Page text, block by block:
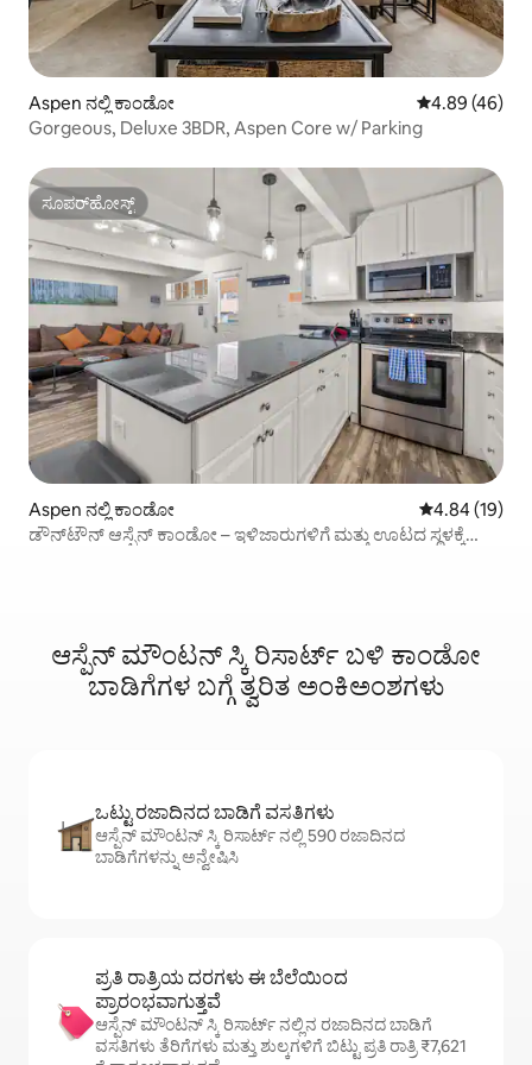
Aspen ನಲ್ಲಿ ಕಾಂಡೋ 5 ರಲ್ಲಿ 4.89
4.89 (46)
Gorgeous, Deluxe 3BDR, Aspen Core w/ Parking
ಸೂಪರ್‌ಹೋಸ್ಟ್
ಸೂಪರ್‌ಹೋಸ್ಟ್
Aspen ನಲ್ಲಿ ಕಾಂಡೋ 5 ರಲ್ಲಿ 4.84
4.84 (19)
ಡೌನ್‌ಟೌನ್ ಆಸ್ಪೆನ್ ಕಾಂಡೋ – ಇಳಿಜಾರುಗಳಿಗೆ ಮತ್ತು ಊಟದ ಸ್ಥಳಕ್ಕೆ
ಆಸ್ಪೆನ್ ಮೌಂಟನ್ ಸ್ಕಿ ರಿಸಾರ್ಟ್ ಬಳಿ ಕಾಂಡೋ
ಬಾಡಿಗೆಗಳ ಬಗ್ಗೆ ತ್ವರಿತ ಅಂಕಿಅಂಶಗಳು
ಒಟ್ಟು ರಜಾದಿನದ ಬಾಡಿಗೆ ವಸತಿಗಳು
ಆಸ್ಪೆನ್ ಮೌಂಟನ್ ಸ್ಕಿ ರಿಸಾರ್ಟ್ ನಲ್ಲಿ 590 ರಜಾದಿನದ
ಬಾಡಿಗೆಗಳನ್ನು ಅನ್ವೇಷಿಸಿ
ಪ್ರತಿ ರಾತ್ರಿಯ ದರಗಳು ಈ ಬೆಲೆಯಿಂದ
ಪ್ರಾರಂಭವಾಗುತ್ತವೆ
ಆಸ್ಪೆನ್ ಮೌಂಟನ್ ಸ್ಕಿ ರಿಸಾರ್ಟ್ ನಲ್ಲಿನ ರಜಾದಿನದ ಬಾಡಿಗೆ
ವಸತಿಗಳು ತೆರಿಗೆಗಳು ಮತ್ತು ಶುಲ್ಕಗಳಿಗೆ ಬಿಟ್ಟು ಪ್ರತಿ ರಾತ್ರಿ ₹7,621